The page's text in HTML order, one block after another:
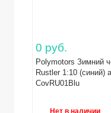
0 руб.
Polymotors Зимний
Rustler 1:10 (синий)
CovRU01Blu
Нет в наличии